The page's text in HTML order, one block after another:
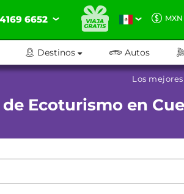
6652 MXN
Destinos Autos
Los
Ecoturismo en